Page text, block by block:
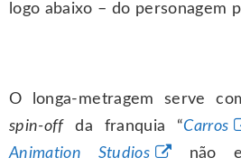
logo abaixo – do personagem
O longa-metragem serve
spin-off da franquia “Carros
Animation Studios
não